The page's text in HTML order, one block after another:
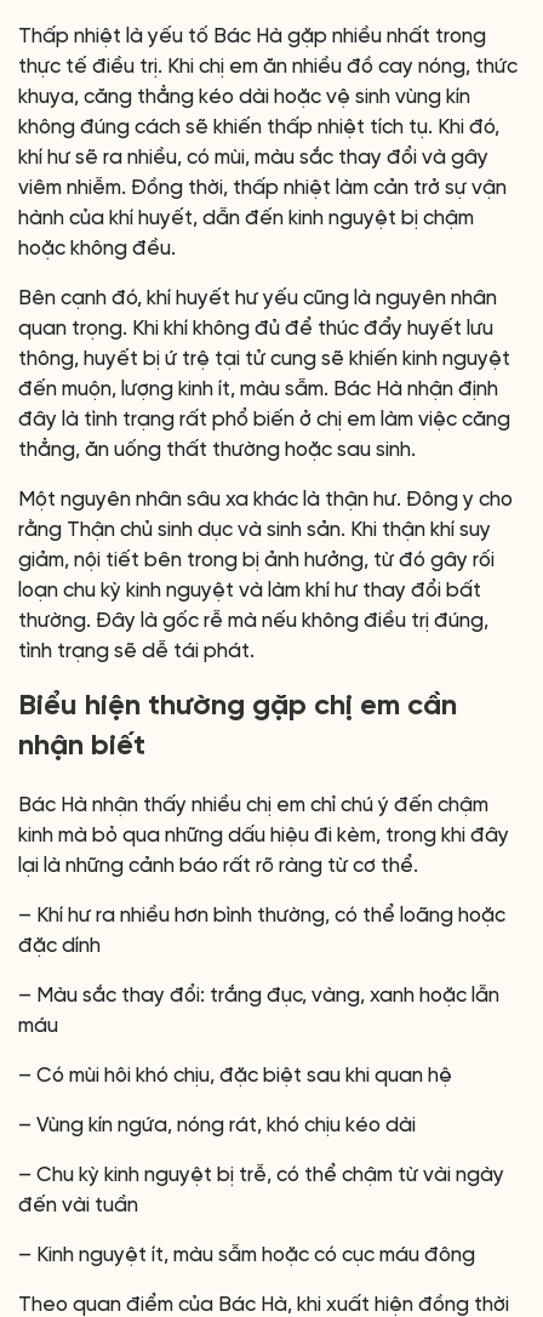
Thấp nhiệt là yếu tố Bác Hà gặp nhiều nhất trong
thực tế điều trị. Khi chị em ăn nhiều đồ cay nóng, thức
khuya, căng thẳng kéo dài hoặc vệ sinh vùng kín
không đúng cách sẽ khiến thấp nhiệt tích tụ. Khi đó,
khí hư sẽ ra nhiều, có mùi, màu sắc thay đổi và gây
viêm nhiễm. Đồng thời, thấp nhiệt làm cản trở sự vận
hành của khí huyết, dẫn đến kinh nguyệt bị chậm
hoặc không đều.
Bên cạnh đó, khí huyết hư yếu cũng là nguyên nhân
quan trọng. Khi khí không đủ để thúc đẩy huyết lưu
thông, huyết bị ứ trệ tại tử cung sẽ khiến kinh nguyệt
đến muộn, lượng kinh ít, màu sẫm. Bác Hà nhận định
đây là tình trạng rất phổ biến ở chị em làm việc căng
thẳng, ăn uống thất thường hoặc sau sinh.
Một nguyên nhân sâu xa khác là thận hư. Đông y cho
rằng Thận chủ sinh dục và sinh sản. Khi thận khí suy
giảm, nội tiết bên trong bị ảnh hưởng, từ đó gây rối
loạn chu kỳ kinh nguyệt và làm khí hư thay đổi bất
thường. Đây là gốc rễ mà nếu không điều trị đúng,
tình trạng sẽ dễ tái phát.
Biểu hiện thường gặp chị em cần
nhận biết
Bác Hà nhận thấy nhiều chị em chỉ chú ý đến chậm
kinh mà bỏ qua những dấu hiệu đi kèm, trong khi đây
lại là những cảnh báo rất rõ ràng từ cơ thể.
– Khí hư ra nhiều hơn bình thường, có thể loãng hoặc
đặc dính
– Màu sắc thay đổi: trắng đục, vàng, xanh hoặc lẫn
máu
– Có mùi hôi khó chịu, đặc biệt sau khi quan hệ
– Vùng kín ngứa, nóng rát, khó chịu kéo dài
– Chu kỳ kinh nguyệt bị trễ, có thể chậm từ vài ngày
đến vài tuần
– Kinh nguyệt ít, màu sẫm hoặc có cục máu đông
Theo quan điểm của Bác Hà, khi xuất hiện đồng thời